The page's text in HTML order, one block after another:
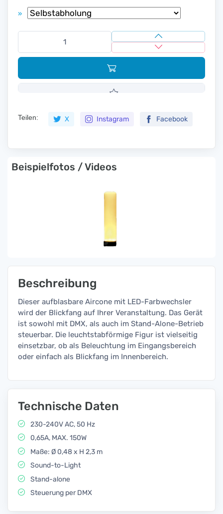
»
Teilen: X Instagram Facebook
Beispielfotos / Videos
Beschreibung
Dieser aufblasbare Aircone mit LED-Farbwechsler
wird der Blickfang auf Ihrer Veranstaltung. Das Gerät
ist sowohl mit DMX, als auch im Stand-Alone-Betrieb
steuerbar. Die leuchtstabförmige Figur ist vielseitig
einsetzbar, ob als Beleuchtung im Eingangsbereich
oder einfach als Blickfang im Innenbereich.
Technische Daten
230-240V AC, 50 Hz
0,65A, MAX. 150W
Maße: Ø 0,48 x H 2,3 m
Sound-to-Light
Stand-alone
Steuerung per DMX